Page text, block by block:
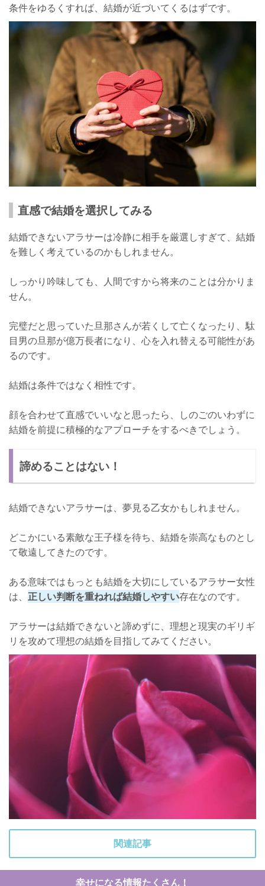
条件をゆるくすれば、結婚が近づいてくるはずです。
直感で結婚を選択してみる
結婚できないアラサーは冷静に相手を厳選しすぎて、結婚
を難しく考えているのかもしれません。
しっかり吟味しても、人間ですから将来のことは分かりま
せん。
完璧だと思っていた旦那さんが若くして亡くなったり、駄
目男の旦那が億万長者になり、心を入れ替える可能性があ
るのです。
結婚は条件ではなく相性です。
顔を合わせて直感でいいなと思ったら、しのごのいわずに
結婚を前提に積極的なアプローチをするべきでしょう。
諦めることはない！
結婚できないアラサーは、夢見る乙女かもしれません。
どこかにいる素敵な王子様を待ち、結婚を崇高なものとし
て敬遠してきたのです。
ある意味ではもっとも結婚を大切にしているアラサー女性
は、 正しい判断を重ねれば結婚しやすい存在なのです。
アラサーは結婚できないと諦めずに、理想と現実のギリギ
リを攻めて理想の結婚を目指してみてください。
関連記事
幸せになる情報たくさん！